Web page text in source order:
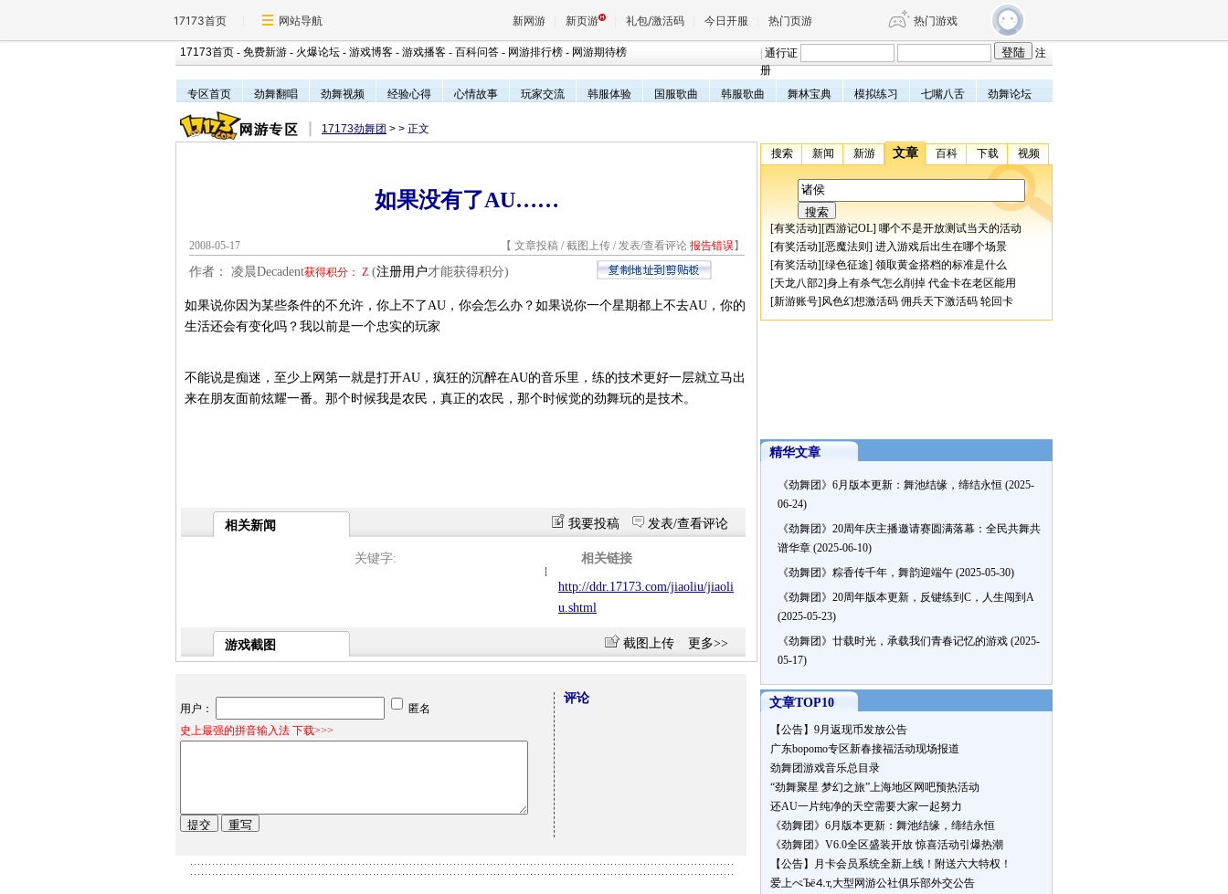
17173首页 网站导航 新网游 新页游 礼包/激活码 今日开服 热门页游 热门游戏
天堂 剑网3旗舰版 新天龙八部
王权与自由
17173首页 - 免费新游 - 火爆论坛 - 游戏博客 - 游戏播客 - 百科问答 - 网游排行榜 - 网游期待榜 通行证
注
册
专区首页
劲舞翻唱 劲舞视频 经验心得 心情故事 玩家交流 韩服体验 国服歌曲 韩服歌曲 舞林宝典 模拟练习 七嘴八舌 劲舞论坛
17173劲舞团 > > 正文
如果没有了AU……
2008-05-17 【 文章投稿 / 截图上传/ 发表/查看评论 报告错误】
作者： 凌晨Decadent获得积分： Z(注册用户才能获得积分)
如果说你因为某些条件的不允许，你上不了AU，你会怎么办？如果说你一个星期都上不去AU，你的
生活还会有变化吗？我以前是一个忠实的玩家
不能说是痴迷，至少上网第一就是打开AU，疯狂的沉醉在AU的音乐里，练的技术更好一层就立马出
来在朋友面前炫耀一番。那个时候我是农民，真正的农民，那个时候觉的劲舞玩的是技术。
相关新闻 我要投稿 发表/查看评论
关键字: 相关链接
http://ddr.17173.com/jiaoliu/jiaoli
u.shtml
游戏截图 截图上传 更多>>
用户：
匿名
史上最强的拼音输入法 下载>>>
评论
搜索 新闻 新游 文章 百科 下载 视频
[有奖活动][西游记OL] 哪个不是开放测试当天的活动
[有奖活动][恶魔法则] 进入游戏后出生在哪个场景
[有奖活动][绿色征途] 领取黄金搭档的标准是什么
[天龙八部2]身上有杀气怎么削掉 代金卡在老区能用
[新游账号]风色幻想激活码 佣兵天下激活码 轮回卡
精华文章
《劲舞团》6月版本更新：舞池结缘，缔结永恒 (2025-
06-24)
《劲舞团》20周年庆主播邀请赛圆满落幕：全民共舞共
谱华章 (2025-06-10)
《劲舞团》粽香传千年，舞韵迎端午 (2025-05-30)
《劲舞团》20周年版本更新，反键练到C，人生闯到A
(2025-05-23)
《劲舞团》廿载时光，承载我们青春记忆的游戏 (2025-
05-17)
文章TOP10
【公告】9月返现币发放公告
广东bopomo专区新春接福活动现场报道
劲舞团游戏音乐总目录
“劲舞聚星 梦幻之旅”上海地区网吧预热活动
还AU一片纯净的天空需要大家一起努力
《劲舞团》6月版本更新：舞池结缘，缔结永恒
《劲舞团》V6.0全区盛装开放 惊喜活动引爆热潮
【公告】月卡会员系统全新上线！附送六大特权！
爱上ぺЪё⒋т,大型网游公社俱乐部外交公告